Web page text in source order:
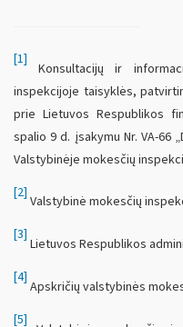
[1]
Konsultacijų ir
inspekcijoje taisyklės,
prie Lietuvos Respublikos
spalio 9 d. įsakymu Nr. VA-66
Valstybinėje mokesčių
[2]
Valstybinė mokesčių
[3]
Lietuvos Respublikos
[4]
Apskričių valstybinės
[5]